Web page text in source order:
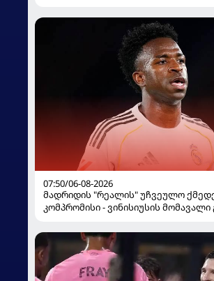
07:50/06-08-2026
მადრიდის "რეალის" უჩვეულო
კომპრომისი - ვინისიუსის